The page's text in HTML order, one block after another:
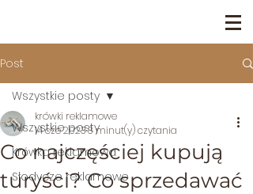
Post
Wszystkie posty
Krówka reklamowa
Słodycze reklamowe
Wszystkie posty
Co najczęściej kupują
turyści? Co sprzedawać
krówki reklamowe
14 cze 20233 minut(y) czytania